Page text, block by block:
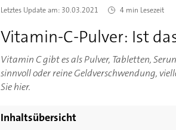
Letztes Update am: 30.03.2021 4 min Lesezeit
Vitamin-C-Pulver: Ist
Vitamin C gibt es als Pulver, Tabletten,
sinnvoll oder reine Geldverschwendung,
Sie hier.
Inhaltsübersicht